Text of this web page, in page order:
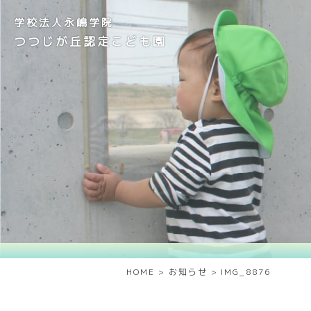
学校法人永嶋学院
つつじが丘認定こども園
HOME > お知らせ > IMG_8876